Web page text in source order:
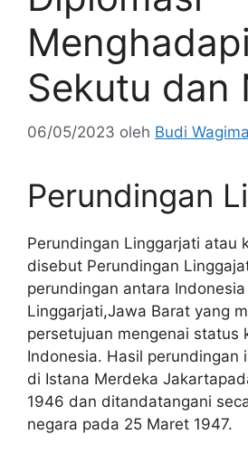
Menghadapi
Sekutu dan
06/05/2023 oleh Budi
Perundingan
Perundingan Linggarjati atau
disebut Perundingan
perundingan antara
Linggarjati,Jawa Barat yang
persetujuan mengenai status
Indonesia. Hasil perundingan
di Istana Merdeka
1946 dan ditandatangani
negara pada 25 Maret 1947.